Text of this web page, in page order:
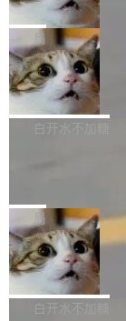
1，U1.5-Lite-
提升： 原生支持4K
理、细节与真实世
生成与复杂版式组
tl 是一个 Ubuntu
是 Ubuntu 专有的
所以 deb 版本的受
untu 用户在用，那
的。 从 deb 到
hwlib 硬件 API 库
只为金钱，不为使
顶级 AI 研究员在
隔了几天。 Lilian
离开 Thinking
创始人的角色「太
ation 就曝出她将重
改进方向的研究。
一在人才争夺战中
连失两员大将：
局
FFmpeg 9.0 发布
FFmpeg 9.0 现已
新日志列出的 9.0
er HE-AAC 960 解
filter 添加 AMF
_amf) filter SMPTE
通 ProRes RAW
V ...
白开水不加糖
Code 在 X 上发帖
tokens on August
on OpenCode Go.
DeepSeek一天消
注意这是
局
NetBSD 11.0 正式
NetBSD 11.0 现已
作系统的第十八个
白开水不加糖